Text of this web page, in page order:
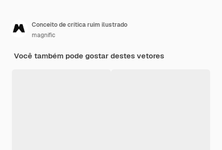
Conceito de crítica ruim ilustrado
magnific
Você também pode gostar destes vetores